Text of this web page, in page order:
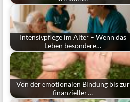
Intensivpflege im Alter – Wenn das
Leben besondere…
Von der emotionalen Bindung bis zur
finanziellen…